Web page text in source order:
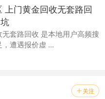
上门黄金回收无套路回
套路回收 是本地用户高频搜
遭遇报价虚 ...
 关注